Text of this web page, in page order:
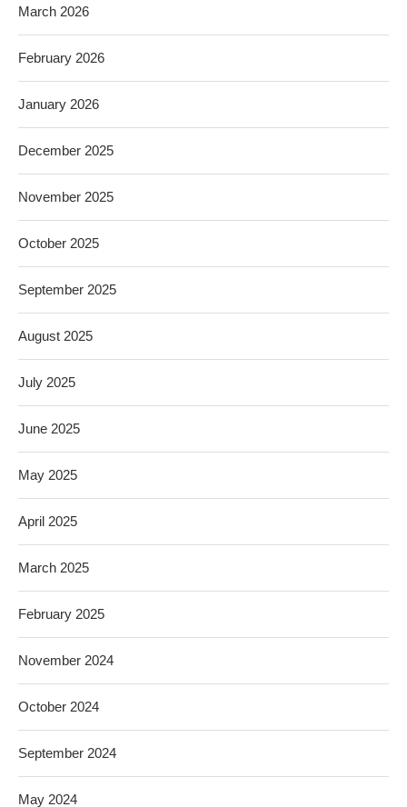
March 2026
February 2026
January 2026
December 2025
November 2025
October 2025
September 2025
August 2025
July 2025
June 2025
May 2025
April 2025
March 2025
February 2025
November 2024
October 2024
September 2024
May 2024